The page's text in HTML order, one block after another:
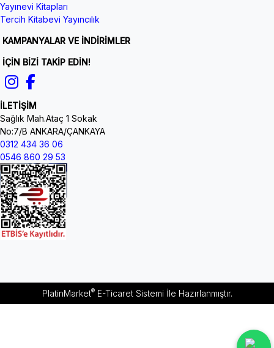
Yayınevi Kitapları
Tercih Kitabevi Yayıncılık
KAMPANYALAR VE İNDİRİMLER
İÇİN BİZİ TAKİP EDİN!
İLETİŞİM
Sağlık Mah.Ataç 1 Sokak
No:7/B ANKARA/ÇANKAYA
0312 434 36 06
0546 860 29 53
PlatinMarket®E-Ticaret Sistemiİle Hazırlanmıştır.